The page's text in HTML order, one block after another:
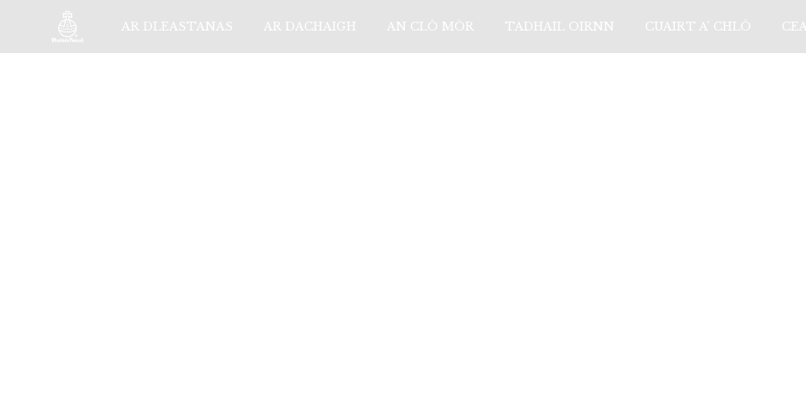
AR DLEASTANAS AR DACHAIGH AN CLÒ MÒR TADHAIL OIRNN CUAIRT A’ CHLÒ